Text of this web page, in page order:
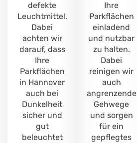
defekte
Leuchtmittel.
Dabei
achten wir
darauf, dass
Ihre
Parkflächen
in Hannover
auch bei
Dunkelheit
sicher und
gut
beleuchtet
Ihre
Parkflächen
einladend
und nutzbar
zu halten.
Dabei
reinigen wir
auch
angrenzende
Gehwege
und sorgen
für ein
gepflegtes